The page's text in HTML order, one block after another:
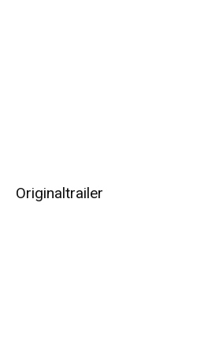
Originaltrailer